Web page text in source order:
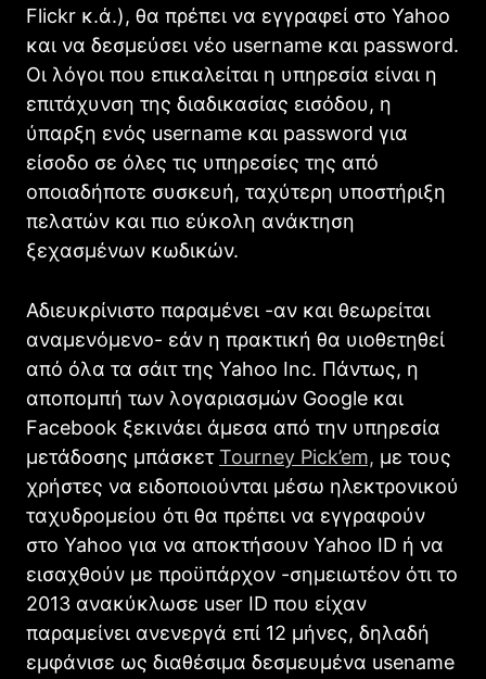
Flickr κ.ά.), θα πρέπει να εγγραφεί στο Yahoo
και να δεσμεύσει νέο username και password.
Οι λόγοι που επικαλείται η υπηρεσία είναι η
επιτάχυνση της διαδικασίας εισόδου, η
ύπαρξη ενός username και password για
είσοδο σε όλες τις υπηρεσίες της από
οποιαδήποτε συσκευή, ταχύτερη υποστήριξη
πελατών και πιο εύκολη ανάκτηση
ξεχασμένων κωδικών.
Αδιευκρίνιστο παραμένει -αν και θεωρείται
αναμενόμενο- εάν η πρακτική θα υιοθετηθεί
από όλα τα σάιτ της Yahoo Inc. Πάντως, η
αποπομπή των λογαριασμών Google και
Facebook ξεκινάει άμεσα από την υπηρεσία
μετάδοσης μπάσκετTourney Pick’em, με τους
χρήστες να ειδοποιούνται μέσω ηλεκτρονικού
ταχυδρομείου ότι θα πρέπει να εγγραφούν
στο Yahoo για να αποκτήσουν Yahoo ID ή να
εισαχθούν με προϋπάρχον -σημειωτέον ότι το
2013 ανακύκλωσε user ID που είχαν
παραμείνει ανενεργά επί 12 μήνες, δηλαδή
εμφάνισε ως διαθέσιμα δεσμευμένα usename